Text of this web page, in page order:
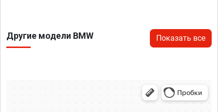
Другие модели BMW Показать все